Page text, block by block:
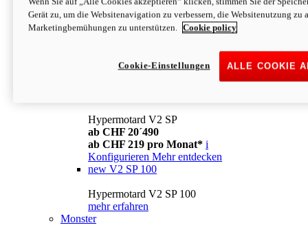
Konfigurieren Mehr entdecken
newV2
ab CHF 169 pro Monat* i
Mehr entdecken
Hypermotard V2 SP
ab CHF 20´490
ab CHF 219 pro Monat* i
Konfigurieren Mehr entdecken
new V2 SP 100
Hypermotard V2 SP 100
mehr erfahren
Monster
Gerät zu, um die Websitenavigation zu verbessern, die Websitenutzung zu
Marketingbemühungen zu unterstützen.
Cookie policy
ALLE COOKIE
Cookie-Einstellungen